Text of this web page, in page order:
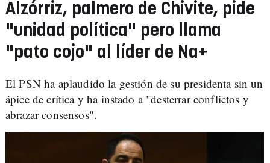
Alzórriz, palmero de Chivite, pide
"unidad política" pero llama
"pato cojo" al líder de Na+
El PSN ha aplaudido la gestión de su presidenta sin un
ápice de crítica y ha instado a "desterrar conflictos y
abrazar consensos".